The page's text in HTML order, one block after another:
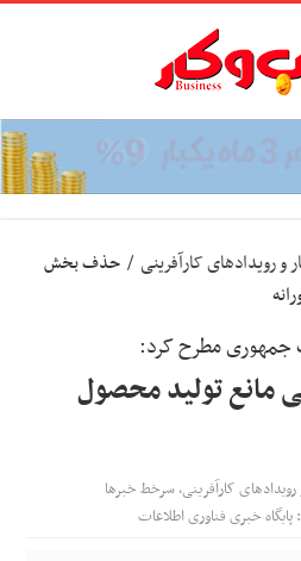
و رویدادهای کارآفرینی / حذف بخش
جمهوری مطرح کرد:
تولید محصول
رویدادهای کارآفرینی,سرخط خبرها
پایگاه خبری فناوری اطلاعات